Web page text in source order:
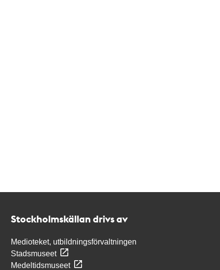
Stockholmskällan drivs av
Medioteket, utbildningsförvaltningen
Stadsmuseet
Medeltidsmuseet